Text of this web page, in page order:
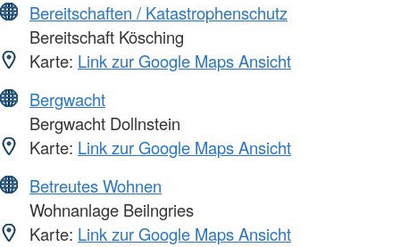
Bereitschaften / Katastrophenschutz
Bereitschaft Kösching
Karte: Link zur Google Maps Ansicht
Bergwacht
Bergwacht Dollnstein
Karte: Link zur Google Maps Ansicht
Betreutes Wohnen
Wohnanlage Beilngries
Karte: Link zur Google Maps Ansicht